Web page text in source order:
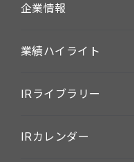
企業情報
業績ハイライト
IRライブラリー
IRカレンダー